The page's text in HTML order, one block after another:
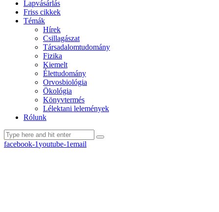
Lapvásárlás
Friss cikkek
Témák
Hírek
Csillagászat
Társadalomtudomány
Fizika
Kiemelt
Élettudomány
Orvosbiológia
Ökológia
Könyvtermés
Lélektani lelemények
Rólunk
facebook-1youtube-1email